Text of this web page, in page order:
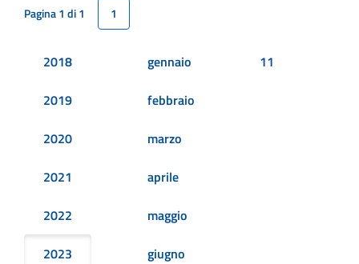
Pagina 1 di 1 1
2018
2019
2020
2021
2022
2023
gennaio
febbraio
marzo
aprile
maggio
giugno
11